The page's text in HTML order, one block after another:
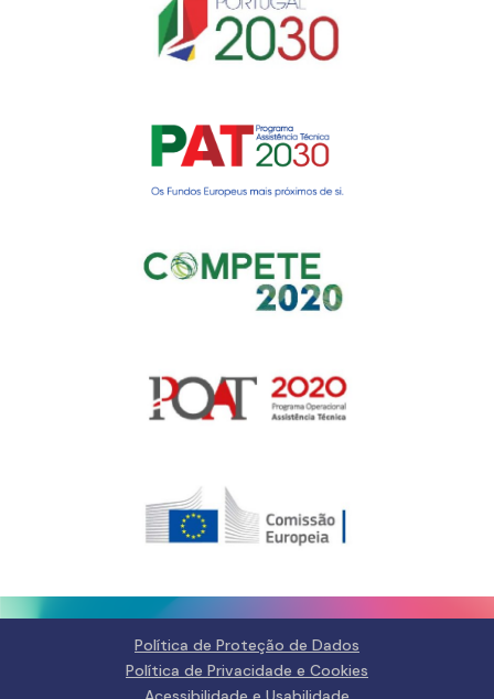
Gerir o Consentimento de
Para fornecer as melhores experiências, usamos tecnologias como
cookies para armazenar e/ou aceder a informações do dispositivo.
Consentir com essas tecnologias nos permitirá processar dados, como
comportamento de navegação ou IDs exclusivos neste site. Não consentir
Aceitar
Política de Proteção de Dados
Política de Privacidade e Cookies